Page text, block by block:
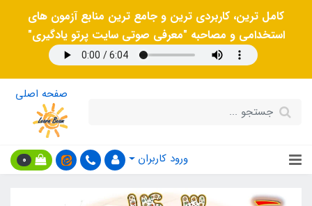
کامل ترین، کاربردی ترین و جامع ترین منابع آزمون های
استخدامی و مصاحبه "معرفی صوتی سایت پرتو یادگیری"
صفحه اصلی
ورود کاربران 0